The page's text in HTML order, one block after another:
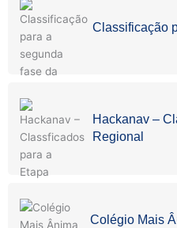
Classificação
Hackanav –
Regional
Colégio Mais